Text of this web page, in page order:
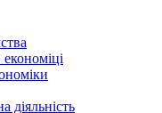
діяльність